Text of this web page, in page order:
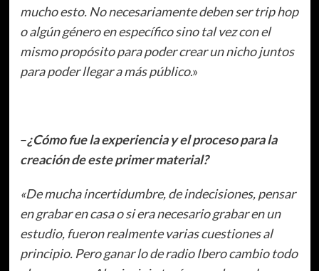
mucho esto. No necesariamente deben ser trip hop
o algún género en específico sino tal vez con el
mismo propósito para poder crear un nicho juntos
para poder llegar a más público.»
–¿Cómo fue la experiencia y el proceso para la
creación de este primer material?
«De mucha incertidumbre, de indecisiones, pensar
en grabar en casa o si era necesario grabar en un
estudio, fueron realmente varias cuestiones al
principio. Pero ganar lo de radio Ibero cambio todo